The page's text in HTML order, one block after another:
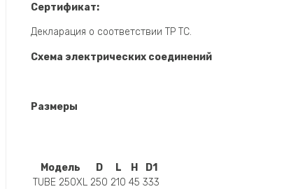
Сертификат:
Декларация о соответствии ТР ТС.
Схема электрических соединений
Размеры
Модель D L H
D1
TUBE 250XL 250 210 45 333